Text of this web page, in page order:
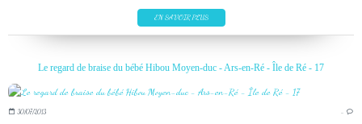
EN SAVOIR PLUS
Le regard de braise du bébé Hibou Moyen-duc - Ars-en-Ré - Île de Ré - 17
30/07/2013 …